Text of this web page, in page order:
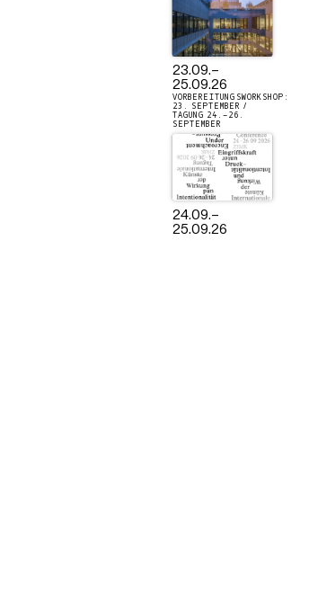
23.09.–
25.09.26
VORBEREITUNGSWORKSHOP:
23. SEPTEMBER /
TAGUNG 24.–26.
SEPTEMBER
24.09.–
25.09.26